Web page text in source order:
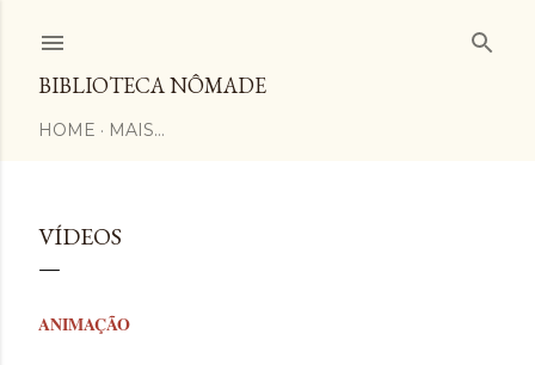
BIBLIOTECA NÔMADE
HOME MAIS…
VÍDEOS
ANIMAÇÃO